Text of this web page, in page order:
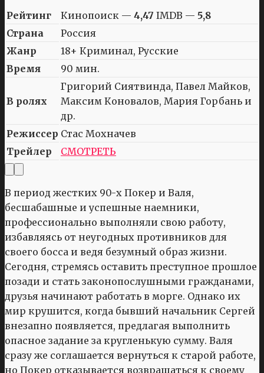
Рейтинг Кинопоиск — 4,47 IMDB — 5,8
Страна
Россия
Жанр
18+ Криминал, Русские
Время
90 мин.
В ролях
Григорий Сиятвинда, Павел Майков,
Максим Коновалов, Мария Горбань и
др.
Режиссер Стас Мохначев
Трейлер
СМОТРЕТЬ
В период жестких 90-х Покер и Валя,
бесшабашные и успешные наемники,
профессионально выполняли свою работу,
избавляясь от неугодных противников для
своего босса и ведя безумный образ жизни.
Сегодня, стремясь оставить преступное прошлое
позади и стать законопослушными гражданами,
друзья начинают работать в морге. Однако их
мир крушится, когда бывший начальник Сергей
внезапно появляется, предлагая выполнить
опасное задание за кругленькую сумму. Валя
сразу же соглашается вернуться к старой работе,
но Покер отказывается возвращаться к своему